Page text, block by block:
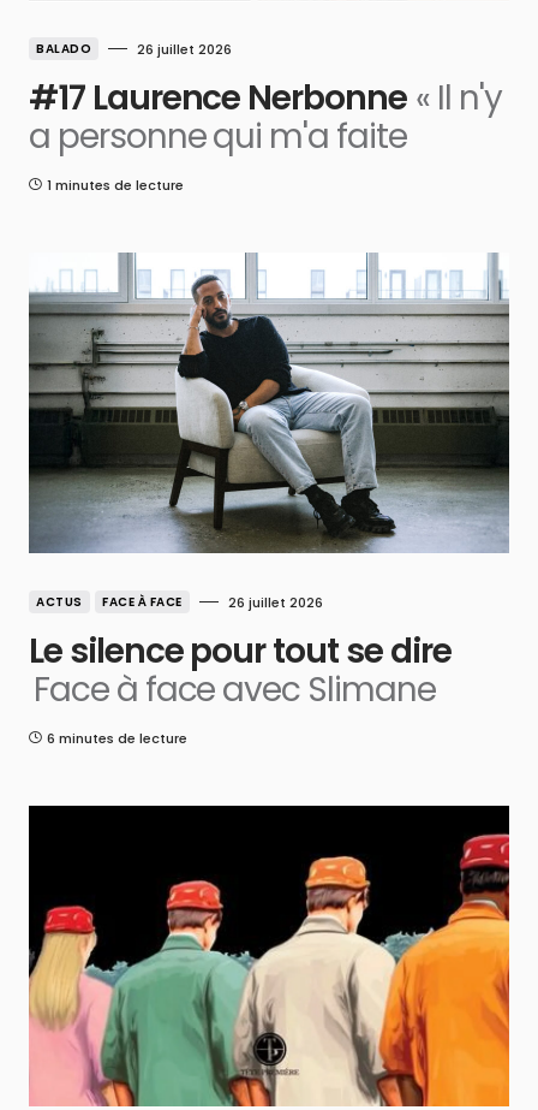
BALADO 26 juillet 2026
#17 Laurence Nerbonne « Il n'y
a personne qui m'a faite
1 minutes de lecture
ACTUS FACE À FACE 26 juillet 2026
Le silence pour tout se dire
Face à face avec Slimane
6 minutes de lecture